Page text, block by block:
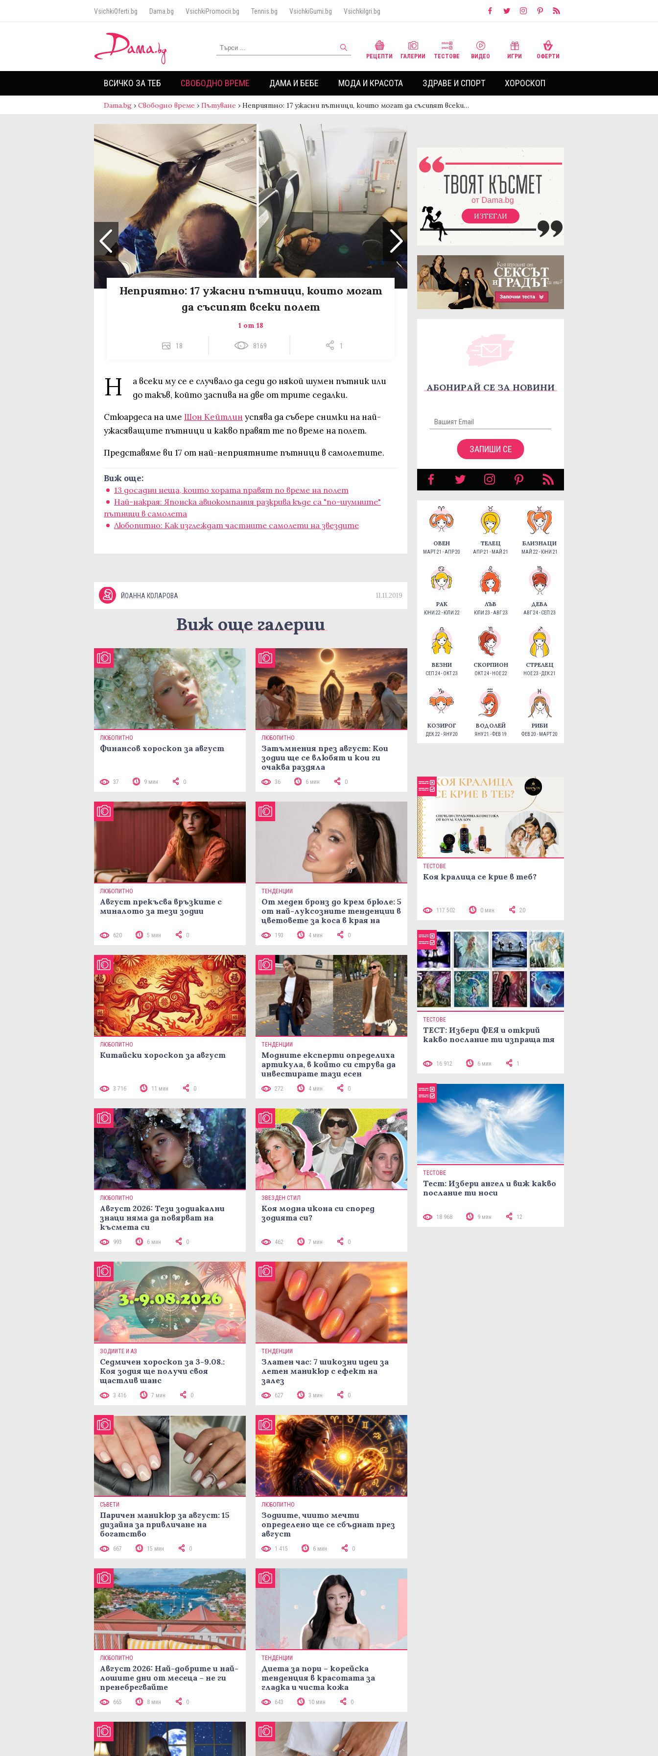
VsichkiOferti.bg Dama.bg VsichkiPromocii.bg Tennis.bg VsichkiGumi.bg VsichkiIgri.bg
РЕЦЕПТИ ГАЛЕРИИ ТЕСТОВЕ ВИДЕО ИГРИ ОФЕРТИ
ВСИЧКО ЗА ТЕБ СВОБОДНО ВРЕМЕ ДАМА И БЕБЕ МОДА И КРАСОТА ЗДРАВЕ И СПОРТ ХОРОСКОП
Dama.bg › Свободно време › Пътуване › Неприятно: 17 ужасни пътници, които могат да съсипят всеки…
Неприятно: 17 ужасни пътници, които могат
да съсипят всеки полет
1 от 18
18 8169 1
Н
а всеки му се е случвало да седи до някой шумен пътник или
до такъв, който заспива на две от трите седалки.
Стюардеса на име Шон Кейтлин успява да събере снимки на най-
ужасяващите пътници и какво правят те по време на полет.
Представяме ви 17 от най-неприятните пътници в самолетите.
Виж още:
13 досадни неща, които хората правят по време на полет
Най-накрая: Японска авиокомпания разкрива къде са "по-шумните"
пътници в самолета
Любопитно: Как изглеждат частните самолети на звездите
ЙОАННА КОЛАРОВА 11.11.2019
Виж още галерии
ЛЮБОПИТНО
Финансов хороскоп за август
37 9 мин 0
ЛЮБОПИТНО
Затъмнения през август: Кои
зодии ще се влюбят и кои ги
очаква раздяла
36 6 мин 0
ЛЮБОПИТНО
Август прекъсва връзките с
миналото за тези зодии
620 5 мин 0
ТЕНДЕНЦИИ
От меден бронз до крем брюле: 5
от най-луксозните тенденции в
цветовете за коса в края на
193 4 мин 0
ЛЮБОПИТНО
Китайски хороскоп за август
3 716 11 мин 0
ТЕНДЕНЦИИ
Модните експерти определиха
артикула, в който си струва да
инвестирате тази есен
272 4 мин 0
ЛЮБОПИТНО
Август 2026: Тези зодиакални
знаци няма да повярват на
късмета си
993 6 мин 0
ЗВЕЗДЕН СТИЛ
Коя модна икона си според
зодията си?
462 7 мин 0
ЗОДИИТЕ И АЗ
Седмичен хороскоп за 3-9.08.:
Коя зодия ще получи своя
щастлив шанс
3 416 7 мин 0
ТЕНДЕНЦИИ
Златен час: 7 шикозни идеи за
летен маникюр с ефект на
залез
627 3 мин 0
СЪВЕТИ
Паричен маникюр за август: 15
дизайна за привличане на
богатство
667 15 мин 0
ЛЮБОПИТНО
Зодиите, чиито мечти
определено ще се сбъднат през
август
1 415 6 мин 0
ЛЮБОПИТНО
Август 2026: Най-добрите и най-
лошите дни от месеца – не ги
пренебрегвайте
665 8 мин 0
ТЕНДЕНЦИИ
Диета за пори – корейска
тенденция в красотата за
гладка и чиста кожа
643 10 мин 0
ИЗТЕГЛИ
АБОНИРАЙ СЕ ЗА НОВИНИ
ЗАПИШИ СЕ
ОВЕН
МАРТ 21 - АПР 20
ТЕЛЕЦ
АПР 21 - МАЙ 21
БЛИЗНАЦИ
МАЙ 22 - ЮНИ 21
РАК
ЮНИ 22 - ЮЛИ 22
ЛЪВ
ЮЛИ 23 - АВГ 23
ДЕВА
АВГ 24 - СЕП 23
ВЕЗНИ
СЕП 24 - ОКТ 23
СКОРПИОН
ОКТ 24 - НОЕ 22
СТРЕЛЕЦ
НОЕ 23 - ДЕК 21
КОЗИРОГ
ДЕК 22 - ЯНУ 20
ВОДОЛЕЙ
ЯНУ 21 - ФЕВ 19
РИБИ
ФЕВ 20 - МАРТ 20
ТЕСТОВЕ
Коя кралица се крие в теб?
117 502 0 мин 20
ТЕСТОВЕ
ТЕСТ: Избери ФЕЯ и открий
какво послание ти изпраща тя
16 912 6 мин 1
ТЕСТОВЕ
Тест: Избери ангел и виж какво
послание ти носи
18 968 9 мин 12